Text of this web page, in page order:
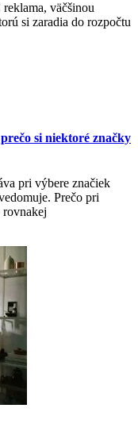
väčšinou
si zaradia do rozpočtu
si niektoré značky
pri výbere značiek
Prečo pri
rovnakej